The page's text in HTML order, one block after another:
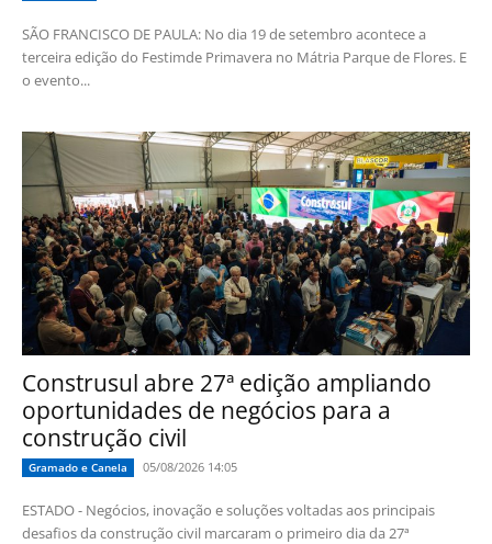
SÃO FRANCISCO DE PAULA: No dia 19 de setembro acontece a
terceira edição do Festimde Primavera no Mátria Parque de Flores. E
o evento...
Construsul abre 27ª edição ampliando
oportunidades de negócios para a
construção civil
Gramado e Canela 05/08/2026 14:05
ESTADO - Negócios, inovação e soluções voltadas aos principais
desafios da construção civil marcaram o primeiro dia da 27ª